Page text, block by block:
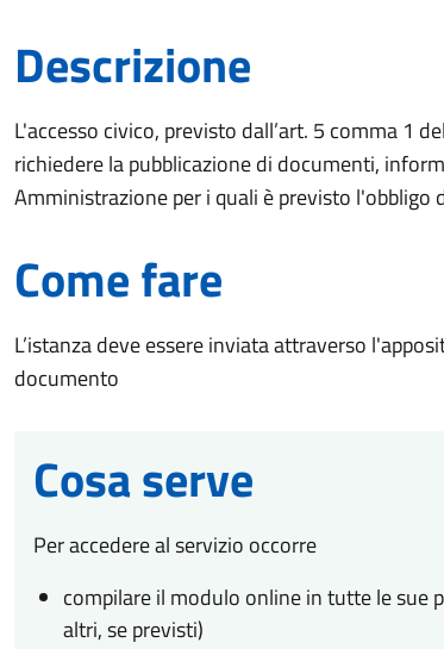
Descrizione
L'accesso civico, previsto dall’art. 5 comma 1
richiedere la pubblicazione di documenti,
Amministrazione per i quali è previsto l'obbligo
Come fare
L’istanza deve essere inviata attraverso
documento
Cosa serve
Per accedere al servizio occorre
compilare il modulo online in tutte le sue
altri, se previsti)